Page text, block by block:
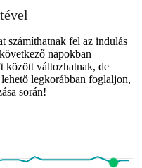
számíthatnak fel az indulás
napokban
között változhatnak, de
legkorábban foglaljon,
során!